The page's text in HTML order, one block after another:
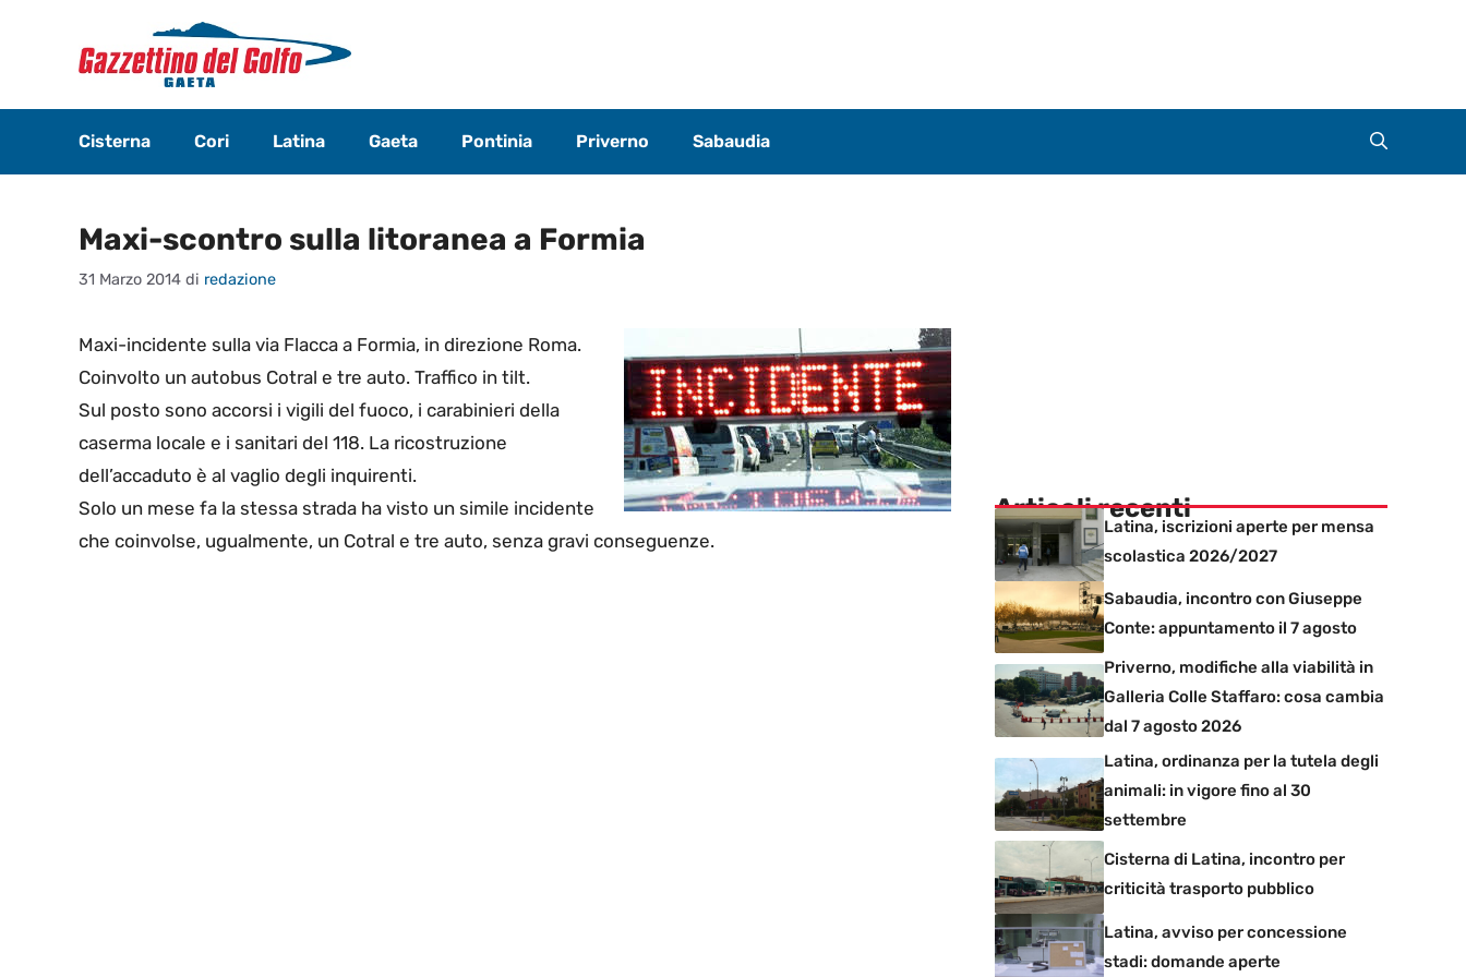
contenuto
Cisterna Cori Latina Gaeta Pontinia Priverno Sabaudia
Maxi-scontro sulla litoranea a Formia
31 Marzo 2014 di redazione
Maxi-incidente sulla via Flacca a Formia, in direzione Roma.
Coinvolto un autobus Cotral e tre auto. Traffico in tilt.
Sul posto sono accorsi i vigili del fuoco, i carabinieri della
caserma locale e i sanitari del 118. La ricostruzione
dell’accaduto è al vaglio degli inquirenti.
Solo un mese fa la stessa strada ha visto un simile incidente
che coinvolse, ugualmente, un Cotral e tre auto, senza gravi conseguenze.
Articoli recenti
Latina, iscrizioni aperte per mensa
scolastica 2026/2027
Sabaudia, incontro con Giuseppe
Conte: appuntamento il 7 agosto
Priverno, modifiche alla viabilità in
Galleria Colle Staffaro: cosa cambia
dal 7 agosto 2026
Latina, ordinanza per la tutela degli
animali: in vigore fino al 30
settembre
Cisterna di Latina, incontro per
criticità trasporto pubblico
Latina, avviso per concessione
stadi: domande aperte